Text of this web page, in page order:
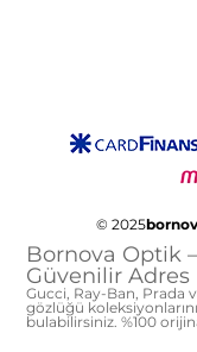
© 2025
Bornova Optik
Güvenilir Adres
Gucci, Ray-Ban, Prada
gözlüğü
bulabilirsiniz. %100